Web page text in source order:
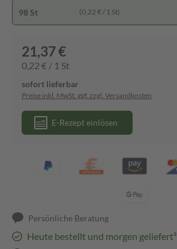
98 St (0,22 € / 1 St)
21,37 €
0,22 € / 1 St
sofort lieferbar
Preise inkl. MwSt. ggf. zzgl. Versandkosten
E-Rezept einlösen
Persönliche Beratung
Heute bestellt und morgen geliefert³